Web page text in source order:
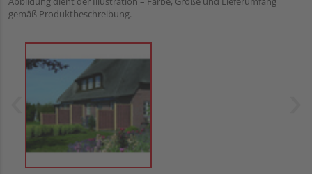
gemäß Produktbeschreibung.